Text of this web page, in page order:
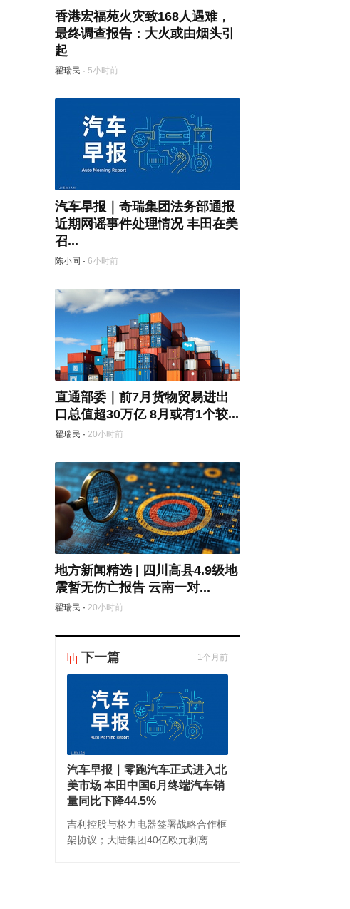
香港宏福苑火灾致168人遇难，
最终调查报告：大火或由烟头引
起
翟瑞民 · 5小时前
汽车早报｜奇瑞集团法务部通报
近期网谣事件处理情况 丰田在美
召...
陈小同 · 6小时前
直通部委｜前7月货物贸易进出
口总值超30万亿 8月或有1个较...
翟瑞民 · 20小时前
地方新闻精选 | 四川高县4.9级地
震暂无伤亡报告 云南一对...
翟瑞民 · 20小时前
下一篇 1个月前
汽车早报｜零跑汽车正式进入北
美市场 本田中国6月终端汽车销
量同比下降44.5%
吉利控股与格力电器签署战略合作框
架协议；大陆集团40亿欧元剥离